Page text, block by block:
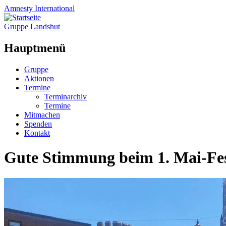
Amnesty International
Gruppe Landshut
Hauptmenü
Zum
Inhalt
springen
Gruppe
Aktionen
Termine
Terminarchiv
Termine
Mitmachen
Spenden
Kontakt
Gute Stimmung beim 1. Mai-